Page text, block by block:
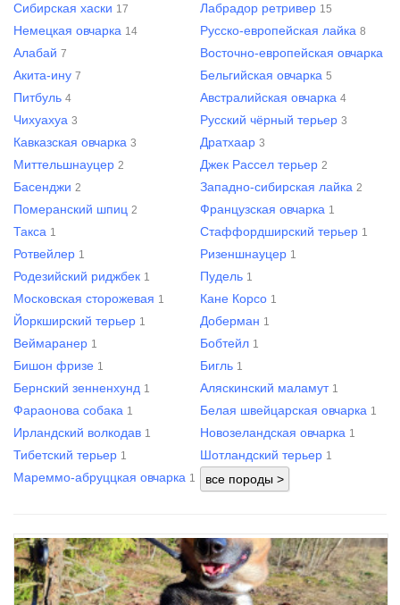
Сибирская хаски 17 Лабрадор ретривер 15
Немецкая овчарка 14 Русско-европейская лайка 8
Алабай 7 Восточно-европейская овчарка
Акита-ину 7 Бельгийская овчарка 5
Питбуль 4 Австралийская овчарка 4
Чихуахуа 3 Русский чёрный терьер 3
Кавказская овчарка 3 Дратхаар 3
Миттельшнауцер 2 Джек Рассел терьер 2
Басенджи 2 Западно-сибирская лайка 2
Померанский шпиц 2 Французская овчарка 1
Такса 1 Стаффордширский терьер 1
Ротвейлер 1 Ризеншнауцер 1
Родезийский риджбек 1 Пудель 1
Московская сторожевая 1 Кане Корсо 1
Йоркширский терьер 1 Доберман 1
Веймаранер 1 Бобтейл 1
Бишон фризе 1 Бигль 1
Бернский зенненхунд 1 Аляскинский маламут 1
Фараонова собака 1 Белая швейцарская овчарка 1
Ирландский волкодав 1 Новозеландская овчарка 1
Тибетский терьер 1 Шотландский терьер 1
Мареммо-абруццкая овчарка 1